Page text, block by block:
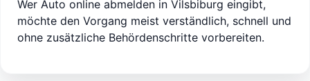
Wer Auto online abmelden in Vilsbiburg eingibt,
möchte den Vorgang meist verständlich, schnell und
ohne zusätzliche Behördenschritte vorbereiten.